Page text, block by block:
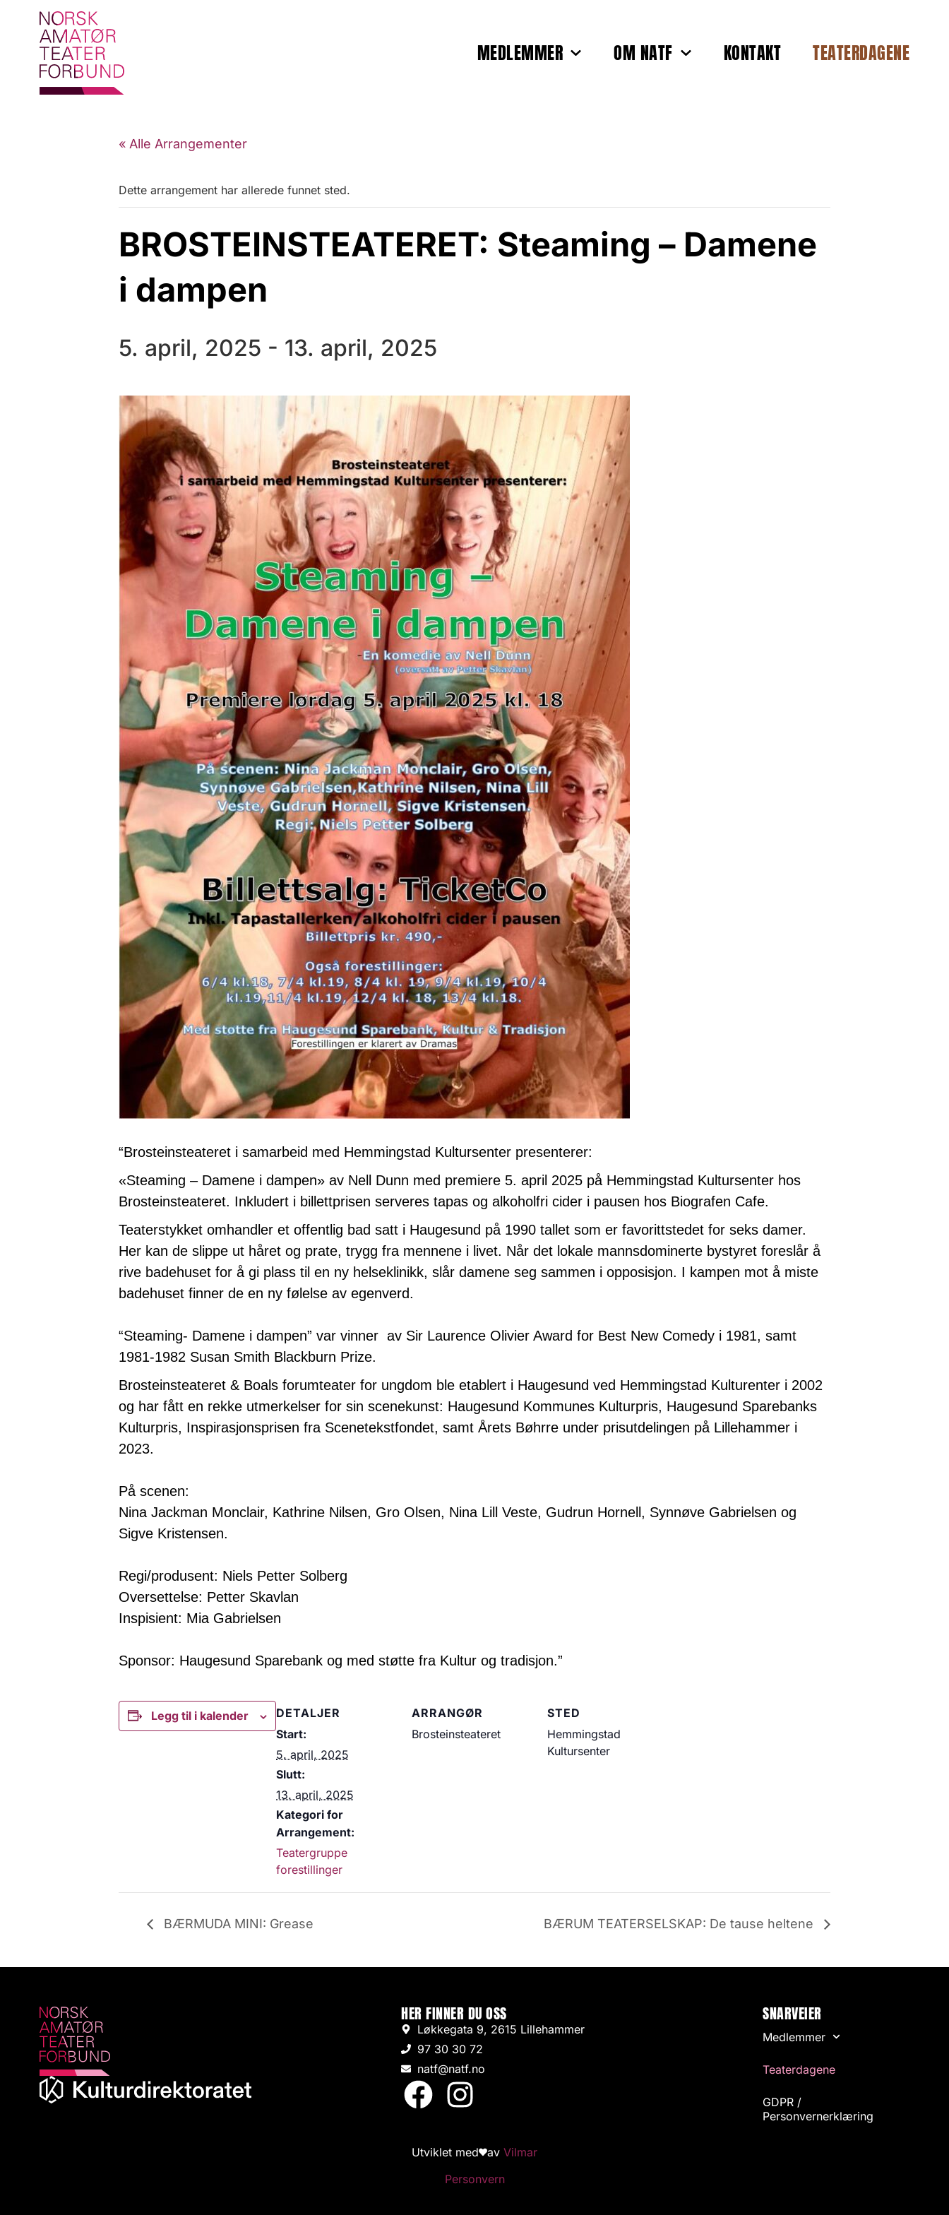
MEDLEMMER OM NATF KONTAKT TEATERDAGENE
« Alle Arrangementer
Dette arrangement har allerede funnet sted.
BROSTEINSTEATERET: Steaming – Damene
i dampen
5. april, 2025 - 13. april, 2025
“Brosteinsteateret i samarbeid med Hemmingstad Kultursenter presenterer:
«Steaming – Damene i dampen» av Nell Dunn med premiere 5. april 2025 på Hemmingstad Kultursenter hos
Brosteinsteateret. Inkludert i billettprisen serveres tapas og alkoholfri cider i pausen hos Biografen Cafe.
Teaterstykket omhandler et offentlig bad satt i Haugesund på 1990 tallet som er favorittstedet for seks damer.
Her kan de slippe ut håret og prate, trygg fra mennene i livet. Når det lokale mannsdominerte bystyret foreslår å
rive badehuset for å gi plass til en ny helseklinikk, slår damene seg sammen i opposisjon. I kampen mot å miste
badehuset finner de en ny følelse av egenverd.
“Steaming- Damene i dampen” var vinner av Sir Laurence Olivier Award for Best New Comedy i 1981, samt
1981-1982 Susan Smith Blackburn Prize.
Brosteinsteateret & Boals forumteater for ungdom ble etablert i Haugesund ved Hemmingstad Kulturenter i 2002
og har fått en rekke utmerkelser for sin scenekunst: Haugesund Kommunes Kulturpris, Haugesund Sparebanks
Kulturpris, Inspirasjonsprisen fra Scenetekstfondet, samt Årets Bøhrre under prisutdelingen på Lillehammer i
2023.
På scenen:
Nina Jackman Monclair, Kathrine Nilsen, Gro Olsen, Nina Lill Veste, Gudrun Hornell, Synnøve Gabrielsen og
Sigve Kristensen.
Regi/produsent: Niels Petter Solberg
Oversettelse: Petter Skavlan
Inspisient: Mia Gabrielsen
Sponsor: Haugesund Sparebank og med støtte fra Kultur og tradisjon.”
Legg til i kalender
DETALJER
Start:
5. april, 2025
Slutt:
13. april, 2025
Kategori for
Arrangement:
Teatergruppe
forestillinger
ARRANGØR
Brosteinsteateret
STED
Hemmingstad
Kultursenter
BÆRMUDA MINI: Grease BÆRUM TEATERSELSKAP: De tause heltene
HER FINNER DU OSS
Løkkegata 9, 2615 Lillehammer
97 30 30 72
natf@natf.no
SNARVEIER
Medlemmer
Teaterdagene
GDPR /
Personvernerklæring
Utviklet med av Vilmar
Personvern